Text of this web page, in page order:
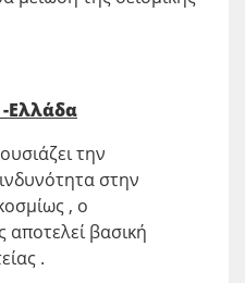
-Ελλάδα
την
στην
, ο
αποτελεί βασική
.